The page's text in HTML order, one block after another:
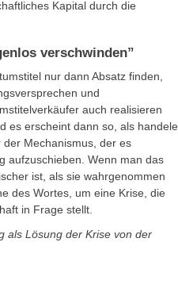
Kapital durch die
verschwinden”
nur dann Absatz finden,
und
auch realisieren
es erscheint dann so, als handele
der Mechanismus, der es
aufzuschieben. Wenn man das
ist, als sie wahrgenommen
des Wortes, um eine Krise, die
in Frage stellt.
als Lösung der Krise von der